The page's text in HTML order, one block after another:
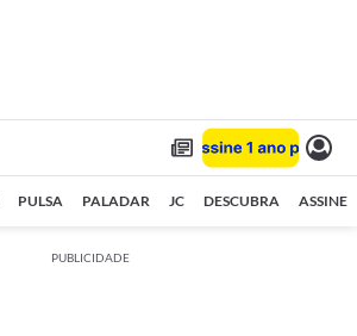
PULSA PALADAR JC DESCUBRA ASSINE
PUBLICIDADE